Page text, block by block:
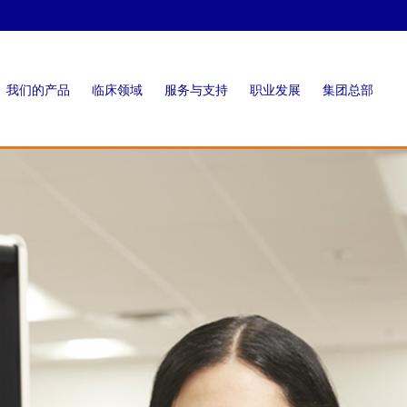
我们的产品 临床领域 服务与支持 职业发展 集团总部